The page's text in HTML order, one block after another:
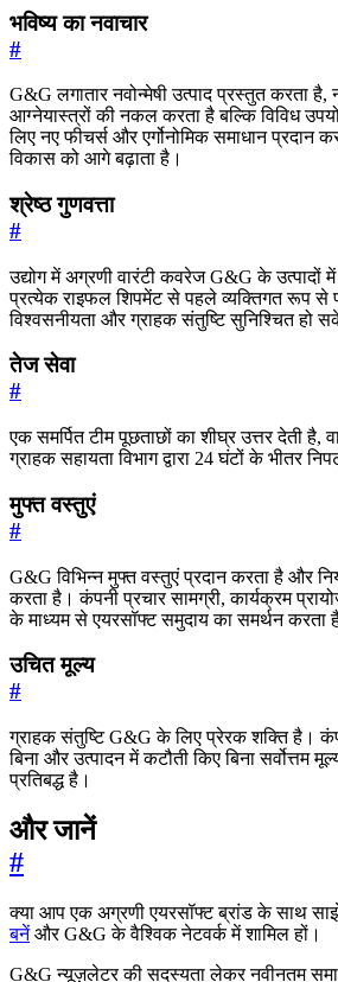
भविष्य का नवाचार
#
G&G लगातार नवोन्मेषी उत्पाद प्रस्तुत करता
आग्नेयास्त्रों की नकल करता है बल्कि विविध
लिए नए फीचर्स और एर्गोनोमिक समाधान
विकास को आगे बढ़ाता है।
श्रेष्ठ गुणवत्ता
#
उद्योग में अग्रणी वारंटी कवरेज G&G के उत्पादों में
प्रत्येक राइफल शिपमेंट से पहले व्यक्तिगत रूप से
विश्वसनीयता और ग्राहक संतुष्टि सुनिश्चित हो
तेज सेवा
#
एक समर्पित टीम पूछताछों का शीघ्र उत्तर देती है,
ग्राहक सहायता विभाग द्वारा 24 घंटों के भीतर
मुफ्त वस्तुएं
#
G&G विभिन्न मुफ्त वस्तुएं प्रदान करता है और
करता है। कंपनी प्रचार सामग्री, कार्यक्रम
के माध्यम से एयरसॉफ्ट समुदाय का समर्थन करता
उचित मूल्य
#
ग्राहक संतुष्टि G&G के लिए प्रेरक शक्ति है।
बिना और उत्पादन में कटौती किए बिना सर्वोत्तम
प्रतिबद्ध है।
और जानें
#
क्या आप एक अग्रणी एयरसॉफ्ट ब्रांड के साथ
बनेंऔर G&G के वैश्विक नेटवर्क में शामिल हों।
G&G न्यूज़लेटर की सदस्यता लेकर नवीनतम